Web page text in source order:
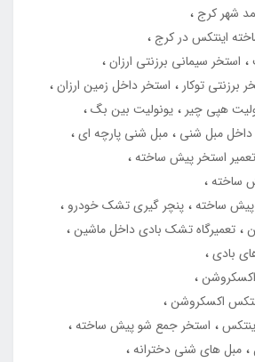
شهر کرج
اینتکس در کرج
استخر سیمانی برزنتی ارزان
برزنتی توکار
استخر داخل زمین ارزان
هپی چیر
یونولیت بین بگ
داخل مبل شنی
مبل شنی پارچه ای
تعمیر استخر پیش ساخته
ساخته
ساخته پنچر گیری تشک خودرو
تعمیرگاه تشک بادی داخل ماشین
بادی
اکسکروشن
استخر جمع شو پیش ساخته
مبل های شنی دخترانه